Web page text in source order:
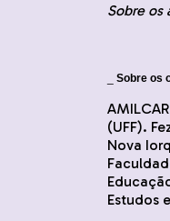
Sobre os
Sobre os
(UFF).
Nova
Estudos